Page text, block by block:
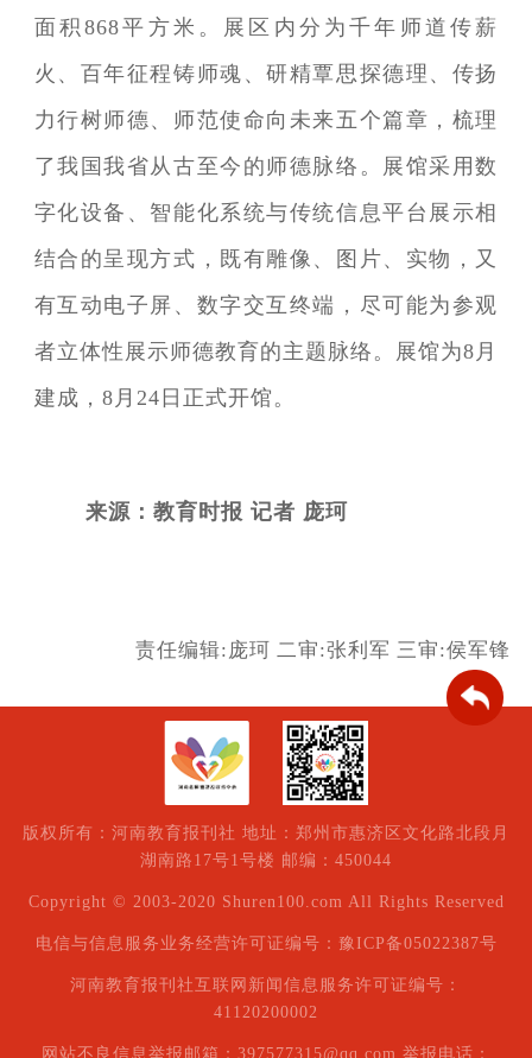
面积868平方米。展区内分为千年师道传薪
火、百年征程铸师魂、研精覃思探德理、传扬
力行树师德、师范使命向未来五个篇章，梳理
了我国我省从古至今的师德脉络。展馆采用数
字化设备、智能化系统与传统信息平台展示相
结合的呈现方式，既有雕像、图片、实物，又
有互动电子屏、数字交互终端，尽可能为参观
者立体性展示师德教育的主题脉络。展馆为8月
建成，8月24日正式开馆。
来源：教育时报 记者 庞珂
责任编辑:庞珂 二审:张利军 三审:侯军锋
版权所有：河南教育报刊社 地址：郑州市惠济区文化路北段月
湖南路17号1号楼 邮编：450044
Copyright © 2003-2020 Shuren100.com All Rights Reserved
电信与信息服务业务经营许可证编号：豫ICP备05022387号
河南教育报刊社互联网新闻信息服务许可证编号：
41120200002
网站不良信息举报邮箱：397577315@qq.com 举报电话：